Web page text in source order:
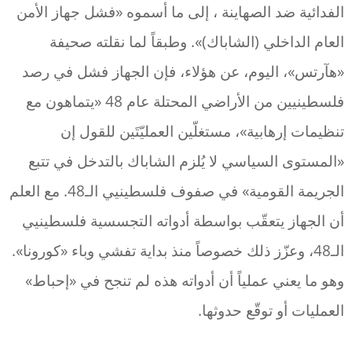
الفدائية ضد الصهاينة ، إلى ما أسموه «فشل جهاز الأمن
العام الداخلي (الشاباك)». وطبقاً لما نقلته صحيفة
«هآرتس»، اليوم، عن هؤلاء، فإن الجهاز فشل في رصد
فلسطينيين من الأراضي المحتلة عام 48 «يتماهون مع
تنظيمات إرهابية»، مستغلّين العمليّتَين للقول إن
«المستوى السياسي لا يُلزم الشاباك بالتدخل في تتبع
الجريمة القومية» في صفوف فلسطينيي الـ48. مع العلم
أن الجهاز يتعقّب بواسطة أدواته التجسسية فلسطينيي
الـ48، وعزّز ذلك خصوصاً منذ بداية تفشي وباء «كورونا».
وهو ما يعني عملياً أن أدواته هذه لم تنجح في «إحباط»
العمليات أو توقّع حدوثها.